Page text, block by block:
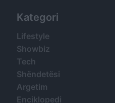
Kategori
Lifestyle
Showbiz
Tech
Shëndetësi
Argetim
Enciklopedi